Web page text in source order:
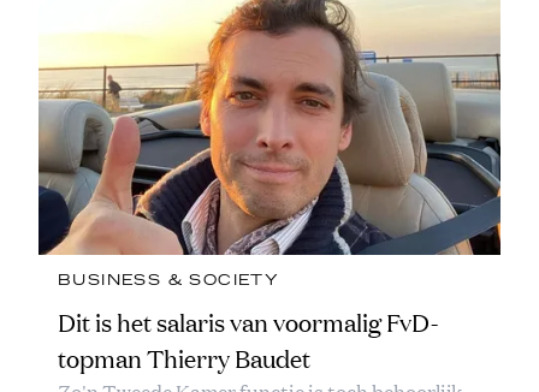
BUSINESS & SOCIETY
Dit is het salaris van voormalig FvD-
topman Thierry Baudet